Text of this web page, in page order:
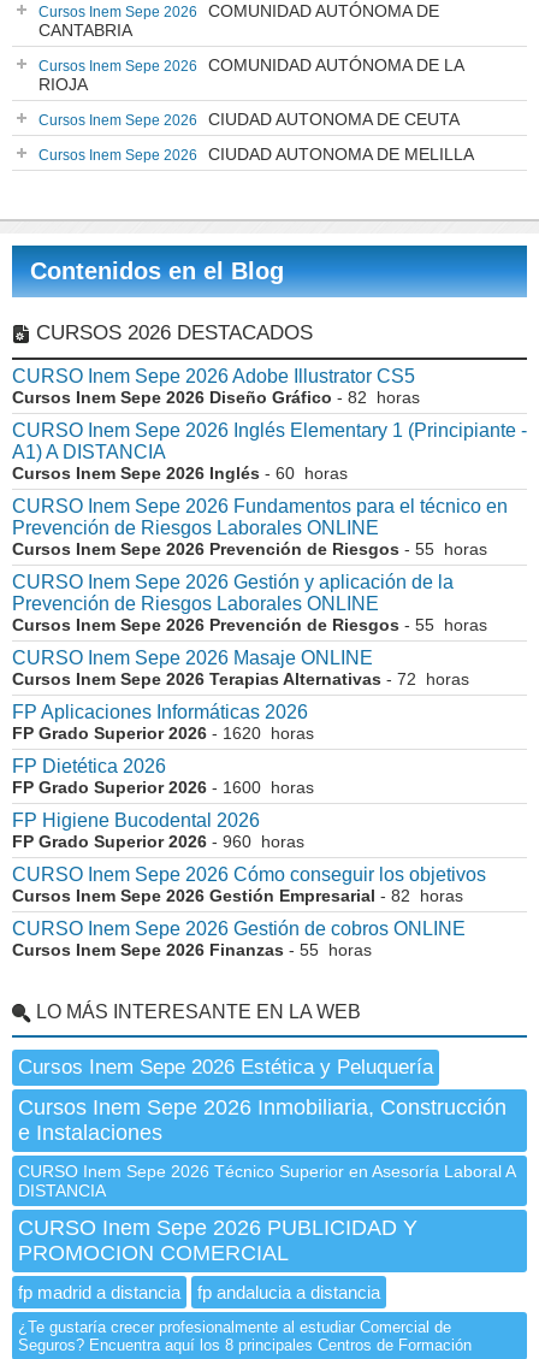
Cursos Inem Sepe 2026
COMUNIDAD AUTÓNOMA DE
CANTABRIA
Cursos Inem Sepe 2026
COMUNIDAD AUTÓNOMA DE LA
RIOJA
Cursos Inem Sepe 2026 CIUDAD AUTONOMA DE CEUTA
Cursos Inem Sepe 2026 CIUDAD AUTONOMA DE MELILLA
Contenidos en el Blog
CURSOS 2026 DESTACADOS
CURSO Inem Sepe 2026 Adobe Illustrator CS5
Cursos Inem Sepe 2026 Diseño Gráfico - 82 horas
CURSO Inem Sepe 2026 Inglés Elementary 1 (Principiante -
A1) A DISTANCIA
Cursos Inem Sepe 2026 Inglés - 60 horas
CURSO Inem Sepe 2026 Fundamentos para el técnico en
Prevención de Riesgos Laborales ONLINE
Cursos Inem Sepe 2026 Prevención de Riesgos - 55 horas
CURSO Inem Sepe 2026 Gestión y aplicación de la
Prevención de Riesgos Laborales ONLINE
Cursos Inem Sepe 2026 Prevención de Riesgos - 55 horas
CURSO Inem Sepe 2026 Masaje ONLINE
Cursos Inem Sepe 2026 Terapias Alternativas - 72 horas
FP Aplicaciones Informáticas 2026
FP Grado Superior 2026 - 1620 horas
FP Dietética 2026
FP Grado Superior 2026 - 1600 horas
FP Higiene Bucodental 2026
FP Grado Superior 2026 - 960 horas
CURSO Inem Sepe 2026 Cómo conseguir los objetivos
Cursos Inem Sepe 2026 Gestión Empresarial - 82 horas
CURSO Inem Sepe 2026 Gestión de cobros ONLINE
Cursos Inem Sepe 2026 Finanzas - 55 horas
LO MÁS INTERESANTE EN LA WEB
Cursos Inem Sepe 2026 Estética y Peluquería
Cursos Inem Sepe 2026 Inmobiliaria, Construcción
e Instalaciones
CURSO Inem Sepe 2026 Técnico Superior en Asesoría Laboral A
DISTANCIA
CURSO Inem Sepe 2026 PUBLICIDAD Y
PROMOCION COMERCIAL
fp madrid a distancia fp andalucia a distancia
¿Te gustaría crecer profesionalmente al estudiar Comercial de
Seguros? Encuentra aquí los 8 principales Centros de Formación